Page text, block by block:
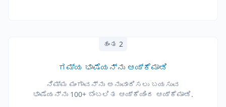
ಹಂತ 2
ಗಮ್ಯ ಭಾಷೆಯನ್ನು ಆಯ್ಕೆಮಾಡಿ
ನಿಮ್ಮ ಮಂಗಾವನ್ನು ಅನುವಾದಿಸಲು ಬಯಸುವ
ಭಾಷೆಯನ್ನು 100+ ಬೆಂಬಲಿತ ಆಯ್ಕೆಯಿಂದ ಆಯ್ಕೆಮಾಡಿ.